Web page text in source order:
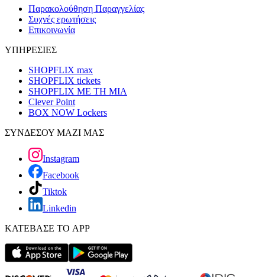
Παρακολούθηση Παραγγελίας
Συχνές ερωτήσεις
Επικοινωνία
ΥΠΗΡΕΣΙΕΣ
SHOPFLIX max
SHOPFLIX tickets
SHOPFLIX ΜΕ ΤΗ ΜΙΑ
Clever Point
BOX NOW Lockers
ΣΥΝΔΕΣΟΥ ΜΑΖΙ ΜΑΣ
Instagram
Facebook
Tiktok
Linkedin
ΚΑΤΕΒΑΣΕ ΤΟ APP